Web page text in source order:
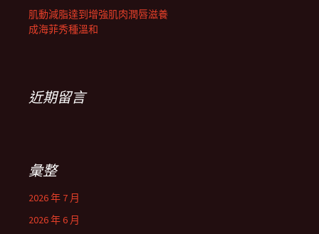
肌動減脂達到增強肌肉潤唇滋養
成海菲秀種溫和
近期留言
彙整
2026 年 7 月
2026 年 6 月